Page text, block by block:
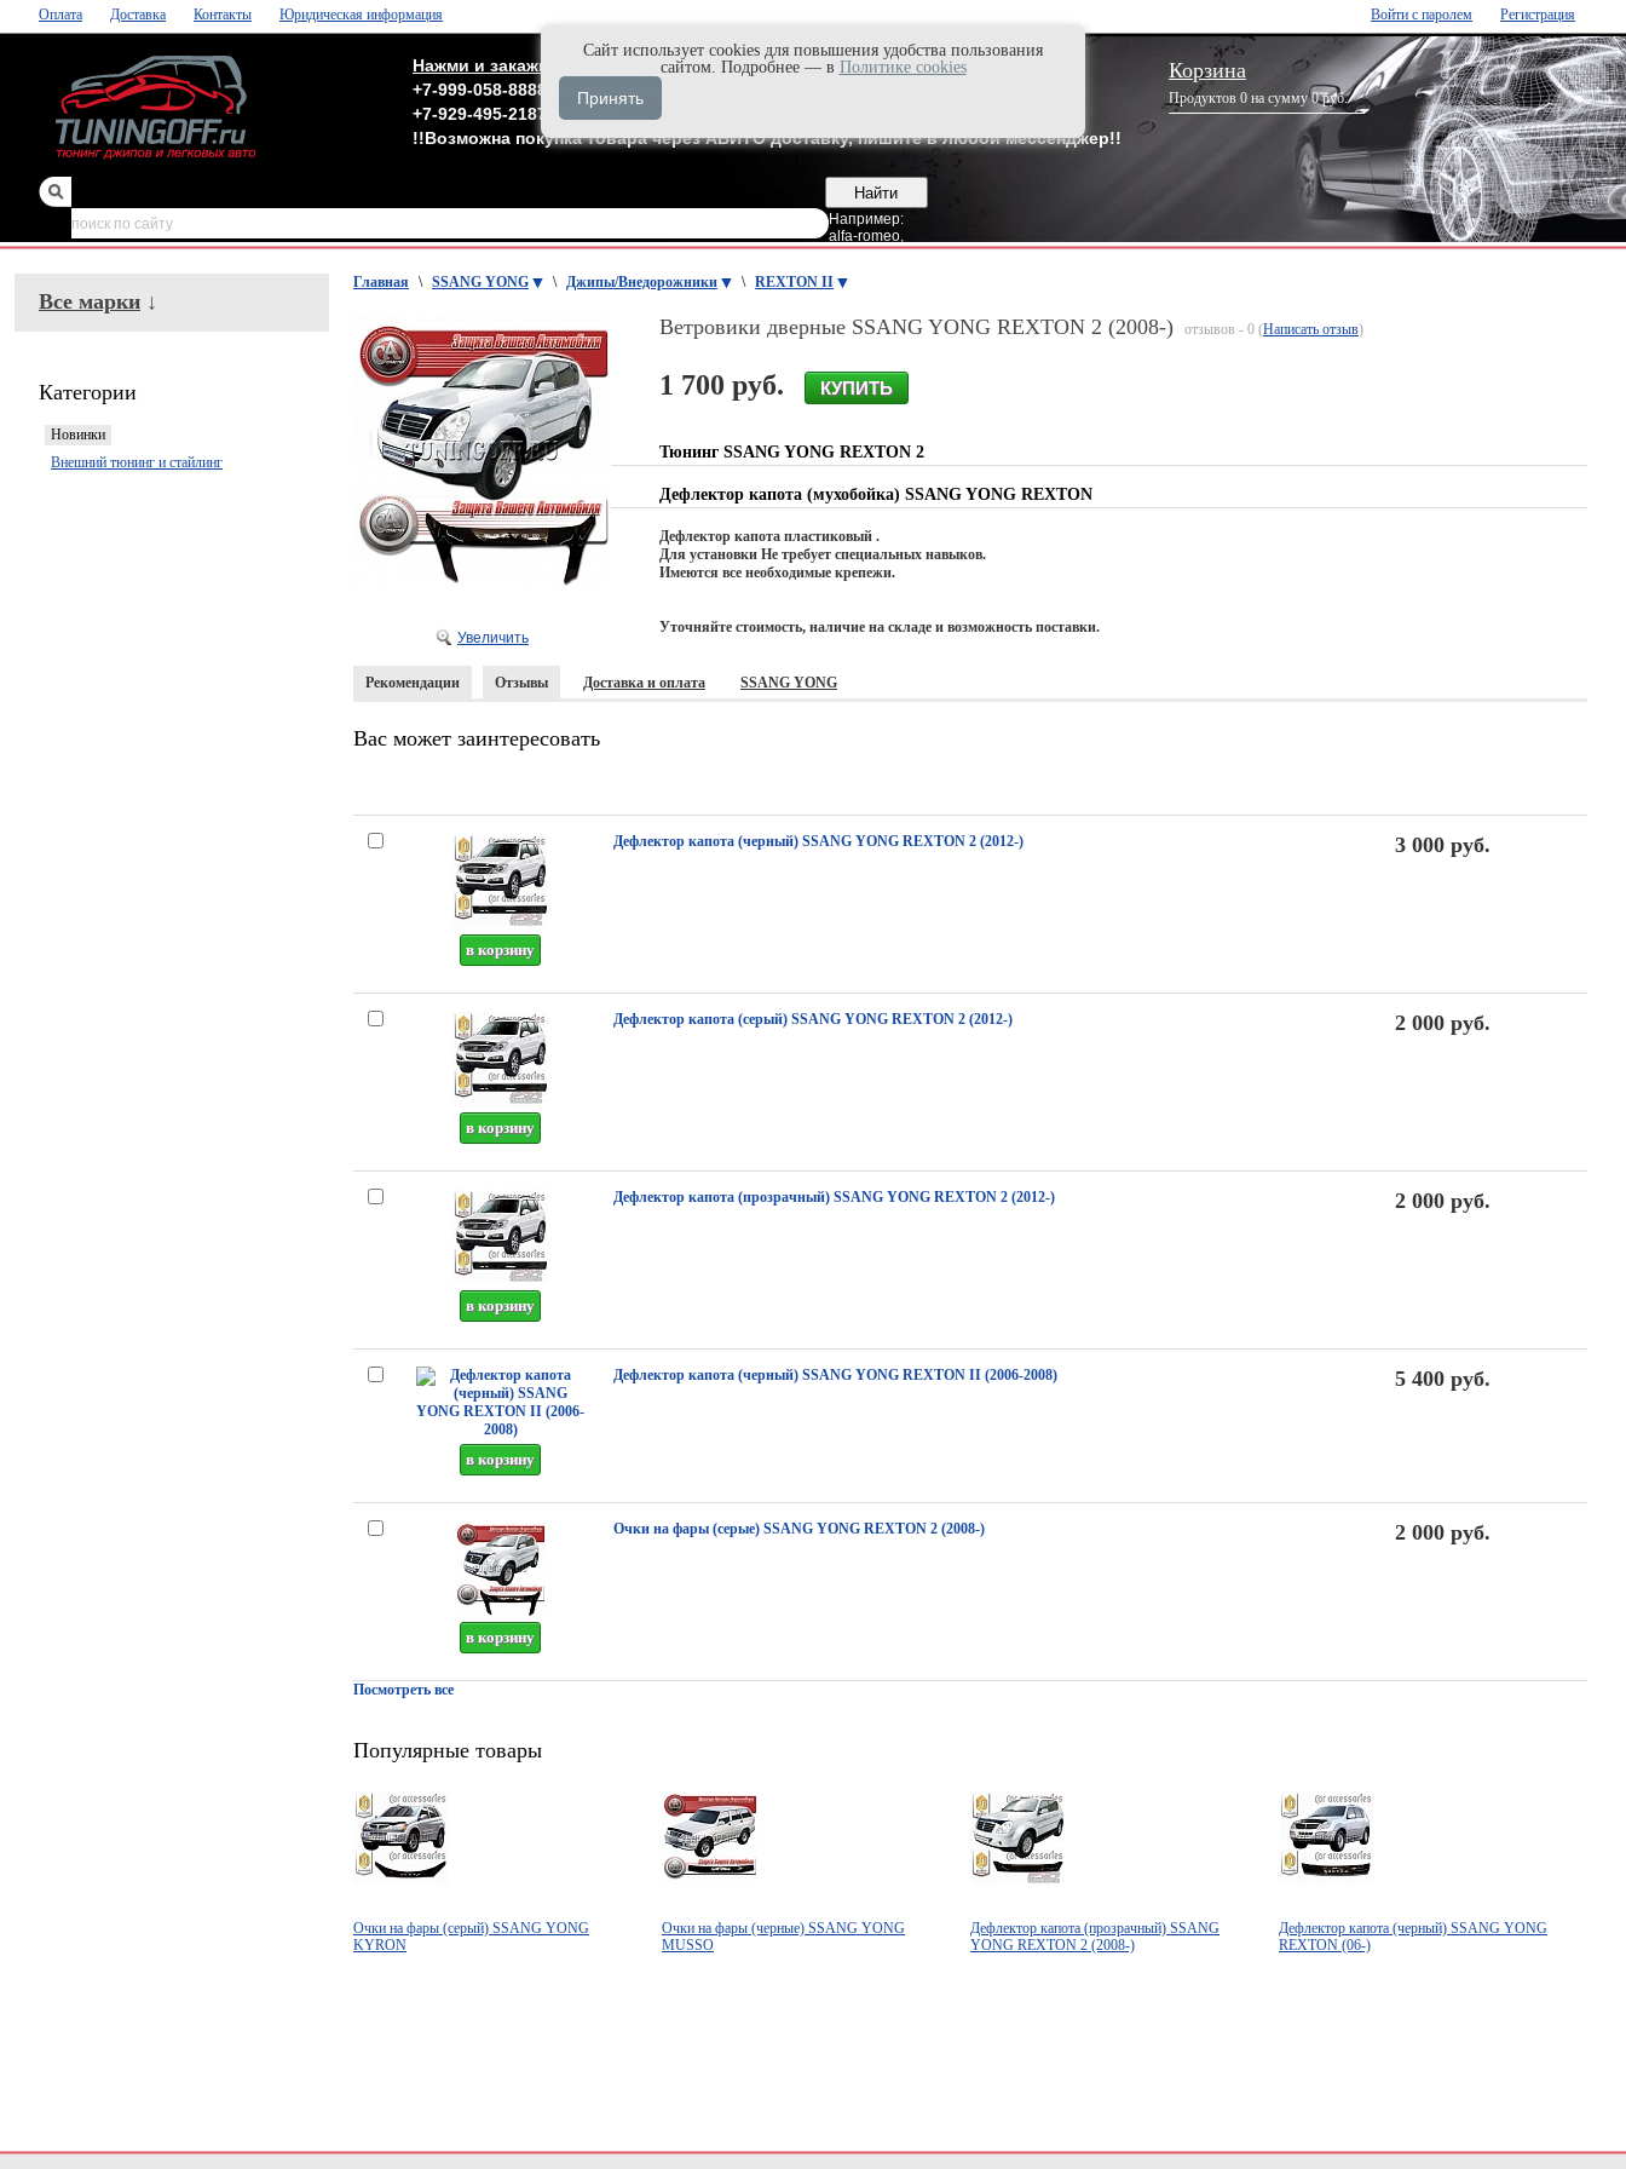
Войти с паролем Регистрация
Оплата Доставка Контакты Юридическая информация
Корзина
Продуктов 0 на сумму 0 руб.
Нажми и закажи быстро в Max'е
+7-999-058-8888
Владивосток
+7-929-495-2187
Москва
!!Возможна покупка товара через АВИТО доставку, пишите в любой мессенджер!!
Например:
alfa-romeo,
зеркала,обвесы
Все марки ↓
Категории
Новинки
Внешний тюнинг и стайлинг
Главная \ SSANG YONG \ Джипы/Внедорожники \ REXTON II
Увеличить
Ветровики дверные SSANG YONG REXTON 2 (2008-) отзывов - 0 (Написать отзыв)
1 700 руб.
Тюнинг SSANG YONG REXTON 2
Дефлектор капота (мухобойка) SSANG YONG REXTON
Дефлектор капота пластиковый .
Для установки Не требует специальных навыков.
Имеются все необходимые крепежи.
Уточняйте стоимость, наличие на складе и возможность поставки.
Рекомендации Отзывы Доставка и оплата SSANG YONG
Вас может заинтересовать
Дефлектор капота (черный) SSANG YONG REXTON 2 (2012-) 3 000 руб.
Дефлектор капота (серый) SSANG YONG REXTON 2 (2012-) 2 000 руб.
Дефлектор капота (прозрачный) SSANG YONG REXTON 2 (2012-) 2 000 руб.
Дефлектор капота (черный) SSANG YONG REXTON II (2006-2008) 5 400 руб.
Очки на фары (серые) SSANG YONG REXTON 2 (2008-) 2 000 руб.
Посмотреть все
Популярные товары
Очки на фары (серый) SSANG YONG
KYRON
Очки на фары (черные) SSANG YONG
MUSSO
Дефлектор капота (прозрачный) SSANG
YONG REXTON 2 (2008-)
Дефлектор капота (черный) SSANG YONG
REXTON (06-)
Cайт использует cookies для повышения удобства пользования
сайтом. Подробнее — в Политике cookies
Принять